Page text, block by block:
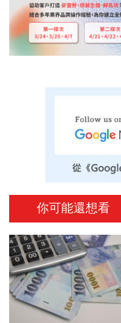
你可能還想看